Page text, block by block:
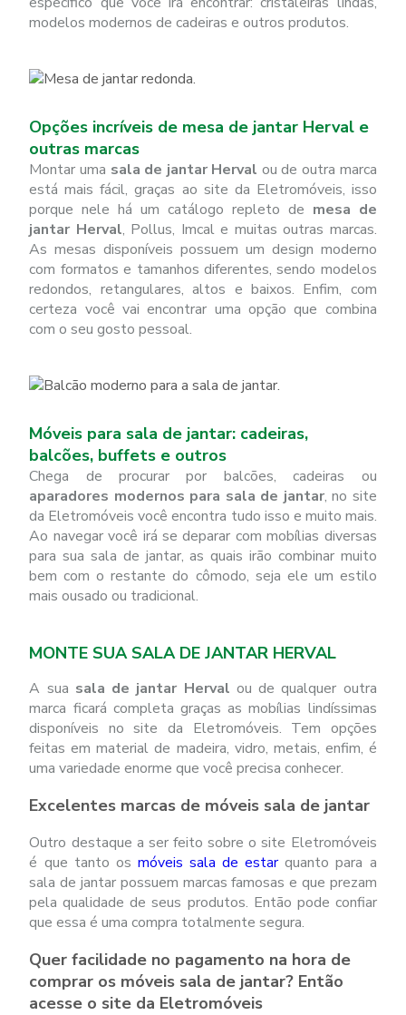
modelos modernos de cadeiras e outros produtos.
Opções incríveis de mesa de jantar Herval e
outras marcas
Montar uma sala de jantar Herval ou de outra marca
está mais fácil, graças ao site da Eletromóveis, isso
porque nele há um catálogo repleto de mesa de
jantar Herval, Pollus, Imcal e muitas outras marcas.
As mesas disponíveis possuem um design moderno
com formatos e tamanhos diferentes, sendo modelos
redondos, retangulares, altos e baixos. Enfim, com
certeza você vai encontrar uma opção que combina
com o seu gosto pessoal.
Móveis para sala de jantar: cadeiras,
balcões, buffets e outros
Chega de procurar por balcões, cadeiras ou
aparadores modernos para sala de jantar, no site
da Eletromóveis você encontra tudo isso e muito mais.
Ao navegar você irá se deparar com mobílias diversas
para sua sala de jantar, as quais irão combinar muito
bem com o restante do cômodo, seja ele um estilo
mais ousado ou tradicional.
MONTE SUA SALA DE JANTAR HERVAL
A sua sala de jantar Herval ou de qualquer outra
marca ficará completa graças as mobílias lindíssimas
disponíveis no site da Eletromóveis. Tem opções
feitas em material de madeira, vidro, metais, enfim, é
uma variedade enorme que você precisa conhecer.
Excelentes marcas de móveis sala de jantar
Outro destaque a ser feito sobre o site Eletromóveis
é que tanto os móveis sala de estarquanto para a
sala de jantar possuem marcas famosas e que prezam
pela qualidade de seus produtos. Então pode confiar
que essa é uma compra totalmente segura.
Quer facilidade no pagamento na hora de
comprar os móveis sala de jantar? Então
acesse o site da Eletromóveis